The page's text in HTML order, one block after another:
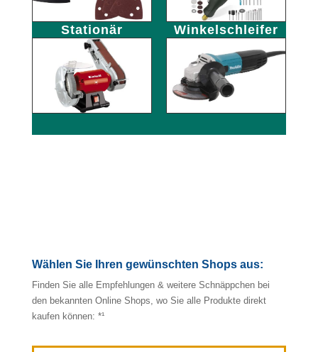
Stationär Winkelschleifer
Wählen Sie Ihren gewünschten Shops aus:
Finden Sie alle Empfehlungen & weitere Schnäppchen bei
den bekannten Online Shops, wo Sie alle Produkte direkt
kaufen können: *¹